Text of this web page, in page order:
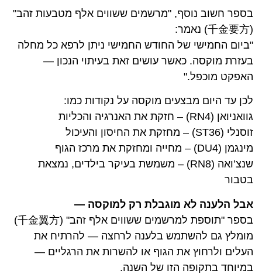
בספר חשוב נוסף, "מרשמים ששווים אלף מטבעות זהב"
(千金要方) נאמר:
"ביום החמישי של החודש החמישי ניתן לרפא כל מחלה
בעזרת מוקסה. כאשר עושים זאת בעיתוי הנכון —
האפקט מוכפל."
לכן עד היום מבצעים מוקסה על נקודות כמו:
גוואניואן (RN4) – חזקת את האנרגיה והכליות
זוסנלי (ST36) – מחזקת את החיסון והעיכול
מינגמן (DU4) – מחייה ומחזקת את מרכז הגוף
שנצ’ואה (RN8) – משמשת בעיקר בילדים, נמצאת
בטבור
אבל הלענה לא מוגבלת רק למוקסה —
בספר "תוספת למרשמים ששווים אלף זהב" (千金翼方)
מומלץ גם להשתמש בלענה לרחצה — להרתיח את
העלים ולרחוץ את הגוף או להשרות את הרגליים —
במיוחד בתקופה הזו של השנה.